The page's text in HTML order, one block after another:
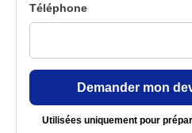
Téléphone
Demander mon
Utilisées uniquement pour